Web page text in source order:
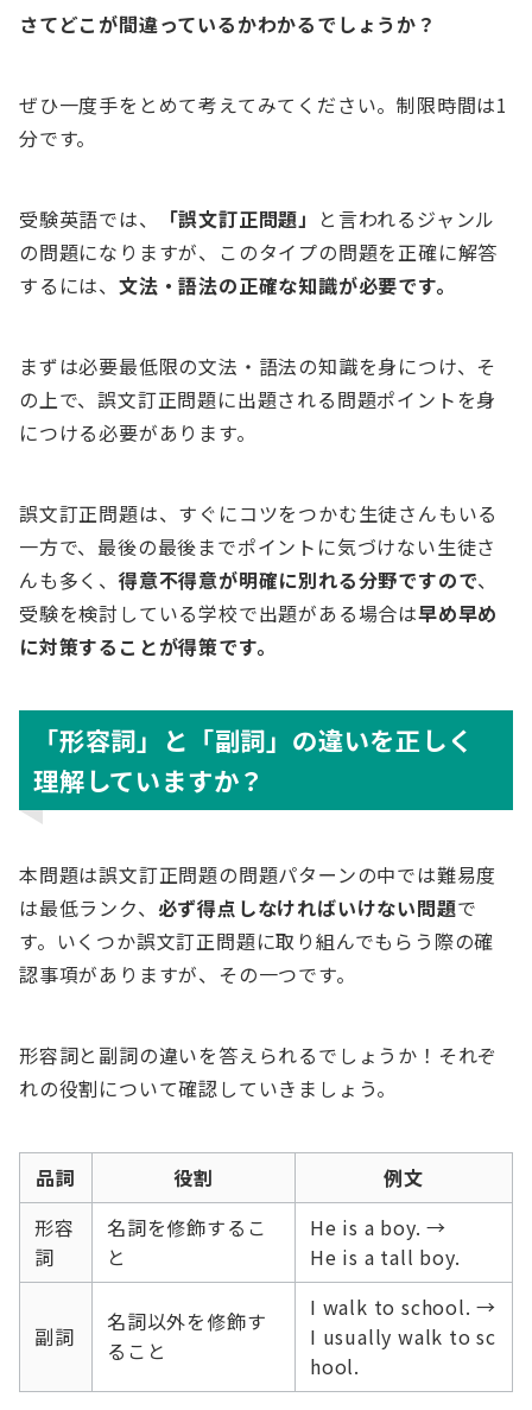
さてどこが間違っているかわかるでしょうか？
ぜひ一度手をとめて考えてみてください。制限時間は1
分です。
受験英語では、 「誤文訂正問題」 と言われるジャンル
の問題になりますが、このタイプの問題を正確に解答
するには、 文法・語法の正確な知識が必要です。
まずは必要最低限の文法・語法の知識を身につけ、そ
の上で、誤文訂正問題に出題される問題ポイントを身
につける必要があります。
誤文訂正問題は、すぐにコツをつかむ生徒さんもいる
一方で、最後の最後までポイントに気づけない生徒さ
んも多く、 得意不得意が明確に別れる分野ですので、
受験を検討している学校で出題がある場合は早め早め
に対策することが得策です。
「形容詞」と「副詞」の違いを正しく
理解していますか？
本問題は誤文訂正問題の問題パターンの中では難易度
は最低ランク、 必ず得点しなければいけない問題で
す。いくつか誤文訂正問題に取り組んでもらう際の確
認事項がありますが、その一つです。
形容詞と副詞の違いを答えられるでしょうか！それぞ
れの役割について確認していきましょう。
品詞 役割
例文
形容
詞
名詞を修飾するこ
と
He is a boy. →
He is a tall boy.
副詞
名詞以外を修飾す
ること
I walk to school. →
I usually walk to sc
hool.